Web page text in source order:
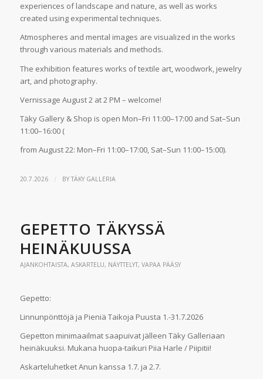
experiences of landscape and nature, as well as works
created using experimental techniques.
Atmospheres and mental images are visualized in the works
through various materials and methods.
The exhibition features works of textile art, woodwork, jewelry
art, and photography.
Vernissage August 2 at 2 PM – welcome!
Täky Gallery & Shop is open Mon–Fri 11:00–17:00 and Sat–Sun
11:00–16:00 (
from August 22: Mon–Fri 11:00–17:00, Sat–Sun 11:00–15:00).
20.7.2026 / BYTÄKY GALLERIA
GEPETTO TÄKYSSÄ
HEINÄKUUSSA
AJANKOHTAISTA, ASKARTELU, NÄYTTELYT, VAPAA PÄÄSY
Gepetto:
Linnunpönttöjä ja Pieniä Taikoja Puusta 1.-31.7.2026
Gepetton minimaailmat saapuivat jälleen Täky Galleriaan
heinäkuuksi. Mukana huopa-taikuri Piia Harle / Piipitii!
Askarteluhetket Anun kanssa 1.7. ja 2.7.